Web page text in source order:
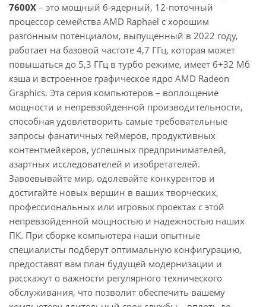
7600X – это мощный 6-ядерный, 12-поточный
процессор семейства AMD Raphael с хорошим
разгонным потенциалом, выпущенный в 2022 году,
работает на базовой частоте 4,7 ГГц, которая может
повышаться до 5,3 ГГц в турбо режиме, имеет 6+32 Мб
кэша и встроенное графическое ядро AMD Radeon
Graphics. Эта серия компьютеров – воплощение
мощности и непревзойденной производительности,
способная удовлетворить самые требовательные
запросы фанатичных геймеров, продуктивных
контентмейкеров, успешных предпринимателей,
азартных исследователей и изобретателей.
Завоевывайте мир, одолевайте конкурентов и
достигайте новых вершин в ваших творческих,
профессиональных или игровых проектах с этой
непревзойденной мощностью и надежностью наших
ПК. При сборке компьютера наши опытные
специалисты подберут оптимальную конфигурацию,
предоставят вам план будущей модернизации и
расскажут о важности регулярного технического
обслуживания, что позволит обеспечить вашему